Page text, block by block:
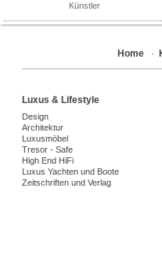
Künstler
Home ·
Luxus & Lifestyle
Design
Architektur
Luxusmöbel
Tresor - Safe
High End HiFi
Luxus Yachten und Boote
Zeitschriften und Verlag